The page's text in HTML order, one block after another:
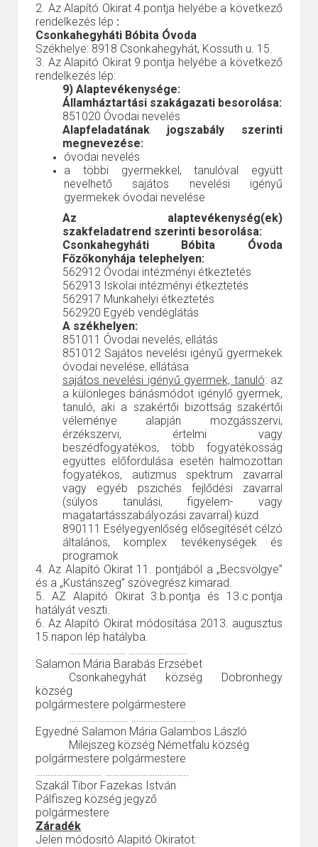
2. Az Alapító Okirat 4.pontja helyébe a következő
rendelkezés lép :
Csonkahegyháti Bóbita Óvoda
Székhelye: 8918 Csonkahegyhát, Kossuth u. 15.
3. Az Alapitó Okirat 9.pontja helyébe a következő
rendelkezés lép:
9) Alaptevékenysége:
Államháztartási szakágazati besorolása:
851020 Óvodai nevelés
Alapfeladatának jogszabály szerinti
megnevezése:
óvodai nevelés
a többi gyermekkel, tanulóval együtt
nevelhető sajátos nevelési igényű
gyermekek óvodai nevelése
Az alaptevékenység(ek)
szakfeladatrend szerinti besorolása:
Csonkahegyháti Bóbita Óvoda
Főzőkonyhája telephelyen:
562912 Óvodai intézményi étkeztetés
562913 Iskolai intézményi étkeztetés
562917 Munkahelyi étkeztetés
562920 Egyéb vendéglátás
A székhelyen:
851011 Óvodai nevelés, ellátás
851012 Sajátos nevelési igényű gyermekek
óvodai nevelése, ellátása
sajátos nevelési igényű gyermek, tanuló: az
a különleges bánásmódot igénylő gyermek,
tanuló, aki a szakértői bizottság szakértői
véleménye alapján mozgásszervi,
érzékszervi, értelmi vagy
beszédfogyatékos, több fogyatékosság
együttes előfordulása esetén halmozottan
fogyatékos, autizmus spektrum zavarral
vagy egyéb pszichés fejlődési zavarral
(súlyos tanulási, figyelem- vagy
magatartásszabályozási zavarral) küzd
890111 Esélyegyenlőség elősegítését célzó
általános, komplex tevékenységek és
programok
4. Az Alapító Okirat 11. pontjából a „Becsvölgye”
és a „Kustánszeg” szövegrész kimarad.
5. AZ Alapitó Okirat 3.b.pontja és 13.c.pontja
hatályát veszti.
6. Az Alapító Okirat módosítása 2013. augusztus
15.napon lép hatályba.
…………………… …………………….
Salamon Mária Barabás Erzsébet
Csonkahegyhát község
Dobronhegy
község
polgármestere polgármestere
……………………. ………………………
Egyedné Salamon Mária Galambos László
Milejszeg község Németfalu község
polgármestere polgármestere
………………………. ……………………………..
Szakál Tibor Fazekas István
Pálfiszeg község jegyző
polgármestere
Záradék
Jelen módositó Alapitó Okiratot: